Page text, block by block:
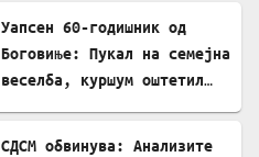
Уапсен 60-годишник од
Боговиње: Пукал на семејна
веселба, куршум оштетил
СДСМ обвинува: Анализите